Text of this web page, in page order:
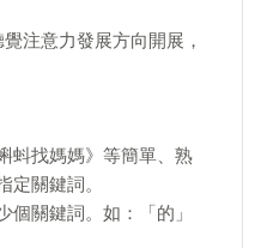
注意力發展方向開展，
蚪找媽媽》等簡單、熟
定關鍵詞。
關鍵詞。如：「的」